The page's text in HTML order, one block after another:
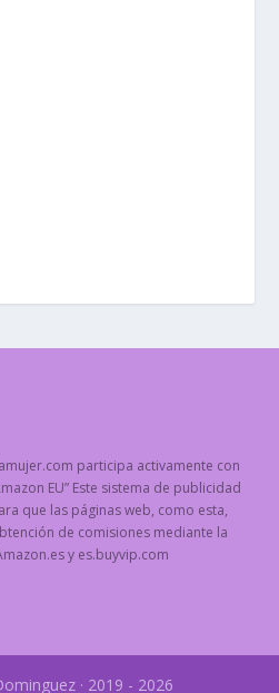
participa activamente con
EU” Este sistema de publicidad
que las páginas web, como esta,
de comisiones mediante la
y es.buyvip.com
· 2019 - 2026